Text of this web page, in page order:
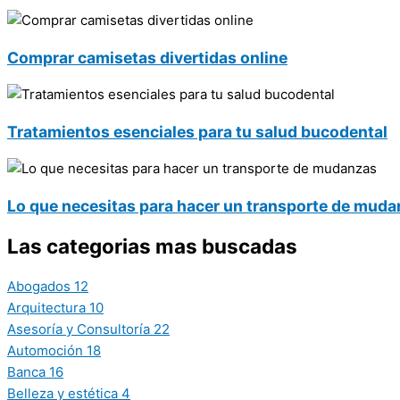
Comprar camisetas divertidas online
Tratamientos esenciales para tu salud bucodental
Lo que necesitas para hacer un transporte de
Las categorias mas buscadas
Abogados 12
Arquitectura 10
Asesoría y Consultoría 22
Automoción 18
Banca 16
Belleza y estética 4